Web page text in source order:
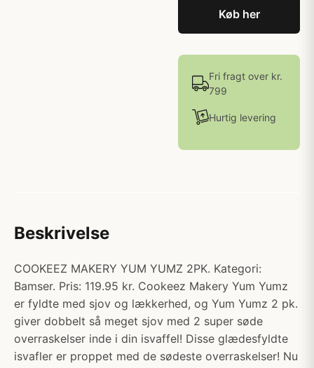
Køb her
Fri fragt over kr.
799
Hurtig levering
Beskrivelse
COOKEEZ MAKERY YUM YUMZ 2PK. Kategori:
Bamser. Pris: 119.95 kr. Cookeez Makery Yum Yumz
er fyldte med sjov og lækkerhed, og Yum Yumz 2 pk.
giver dobbelt så meget sjov med 2 super søde
overraskelser inde i din isvaffel! Disse glædesfyldte
isvafler er proppet med de sødeste overraskelser! Nu